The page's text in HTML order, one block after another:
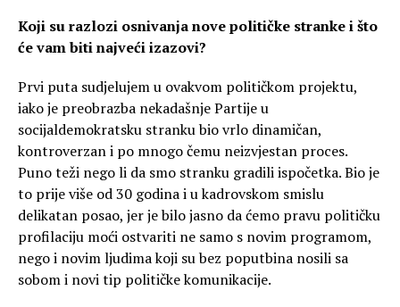
Koji su razlozi osnivanja nove političke stranke i što
će vam biti najveći izazovi?
Prvi puta sudjelujem u ovakvom političkom projektu,
iako je preobrazba nekadašnje Partije u
socijaldemokratsku stranku bio vrlo dinamičan,
kontroverzan i po mnogo čemu neizvjestan proces.
Puno teži nego li da smo stranku gradili ispočetka. Bio je
to prije više od 30 godina i u kadrovskom smislu
delikatan posao, jer je bilo jasno da ćemo pravu političku
profilaciju moći ostvariti ne samo s novim programom,
nego i novim ljudima koji su bez poputbina nosili sa
sobom i novi tip političke komunikacije.